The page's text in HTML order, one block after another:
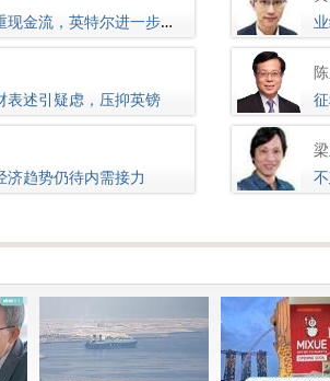
科技股首重现金流，英特尔进一步回调才部署
表述引疑虑，压抑英镑
济趋势仍待内需接力